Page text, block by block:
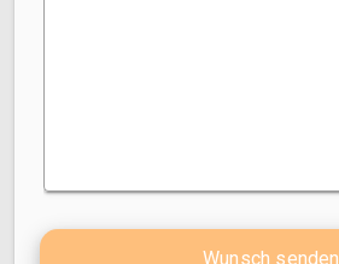
Wunsch senden